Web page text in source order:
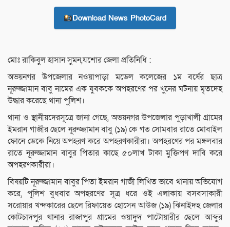
Download News PhotoCard
মোঃ রাকিবুল হাসান সুমন,যশোর জেলা প্রতিনিধি :
অভয়নগর উপজেলার নওয়াপাড়া মডেল কলেজের ১ম বর্ষের ছাত্র
নূরুজ্জামান বাবু নামের এক যুবককে অপহরণের পর খুনের ঘটনায় মৃতদেহ
উদ্ধার করেছে থানা পুলিশ।
থানা ও স্থানীয়দেরসূত্রে জানা গেছে, অভয়নগর উপজেলার পুড়াখালী গ্রামের
ইমরান গাজীর ছেলে নূরুজ্জামান বাবু (১৯) কে গত সোমবার রাতে মোবাইল
ফোনে ডেকে নিয়ে অপহরণ করে অপহরণকারীরা। অপহরণের পর মঙ্গলবার
রাতে নূরুজ্জামান বাবুর পিতার কাছে ৫০লাখ টাকা মুক্তিপণ দাবি করে
অপহরণকারীরা।
বিষয়টি নূরুজ্জামান বাবুর পিতা ইমরান গাজী লিখিত ভাবে থানায় অভিযোগ
করে, পুলিশ বুধবার অপহরণের সূত্র ধরে ওই এলাকায় বসবসাকারী
সরোয়ার খন্দকারের ছেলে রিফায়েত হোসেন আউজ (১৯) ঝিনাইদহ জেলার
কোটচাদপুর থানার রাজাপুর গ্রামের ওয়াদুদ পাটোয়ারীর ছেলে আব্দুর